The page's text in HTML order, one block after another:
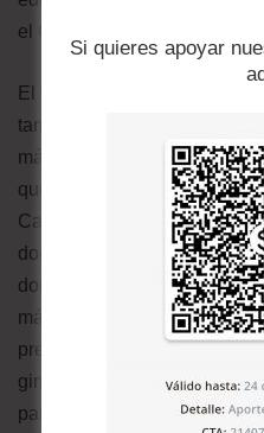
el Capitolio! ¡Es una
El episodio recuerda un
también conocido como
más emblemáticos de la
que se hizo en agosto de
Cantwell es el personaje
documental que hizo Vice
donde aparece definiéndose
más racista que Donald
preparado para la violencia:
gimnasio todo el tiempo, me
para la violencia”. Días
Si quieres apoyar